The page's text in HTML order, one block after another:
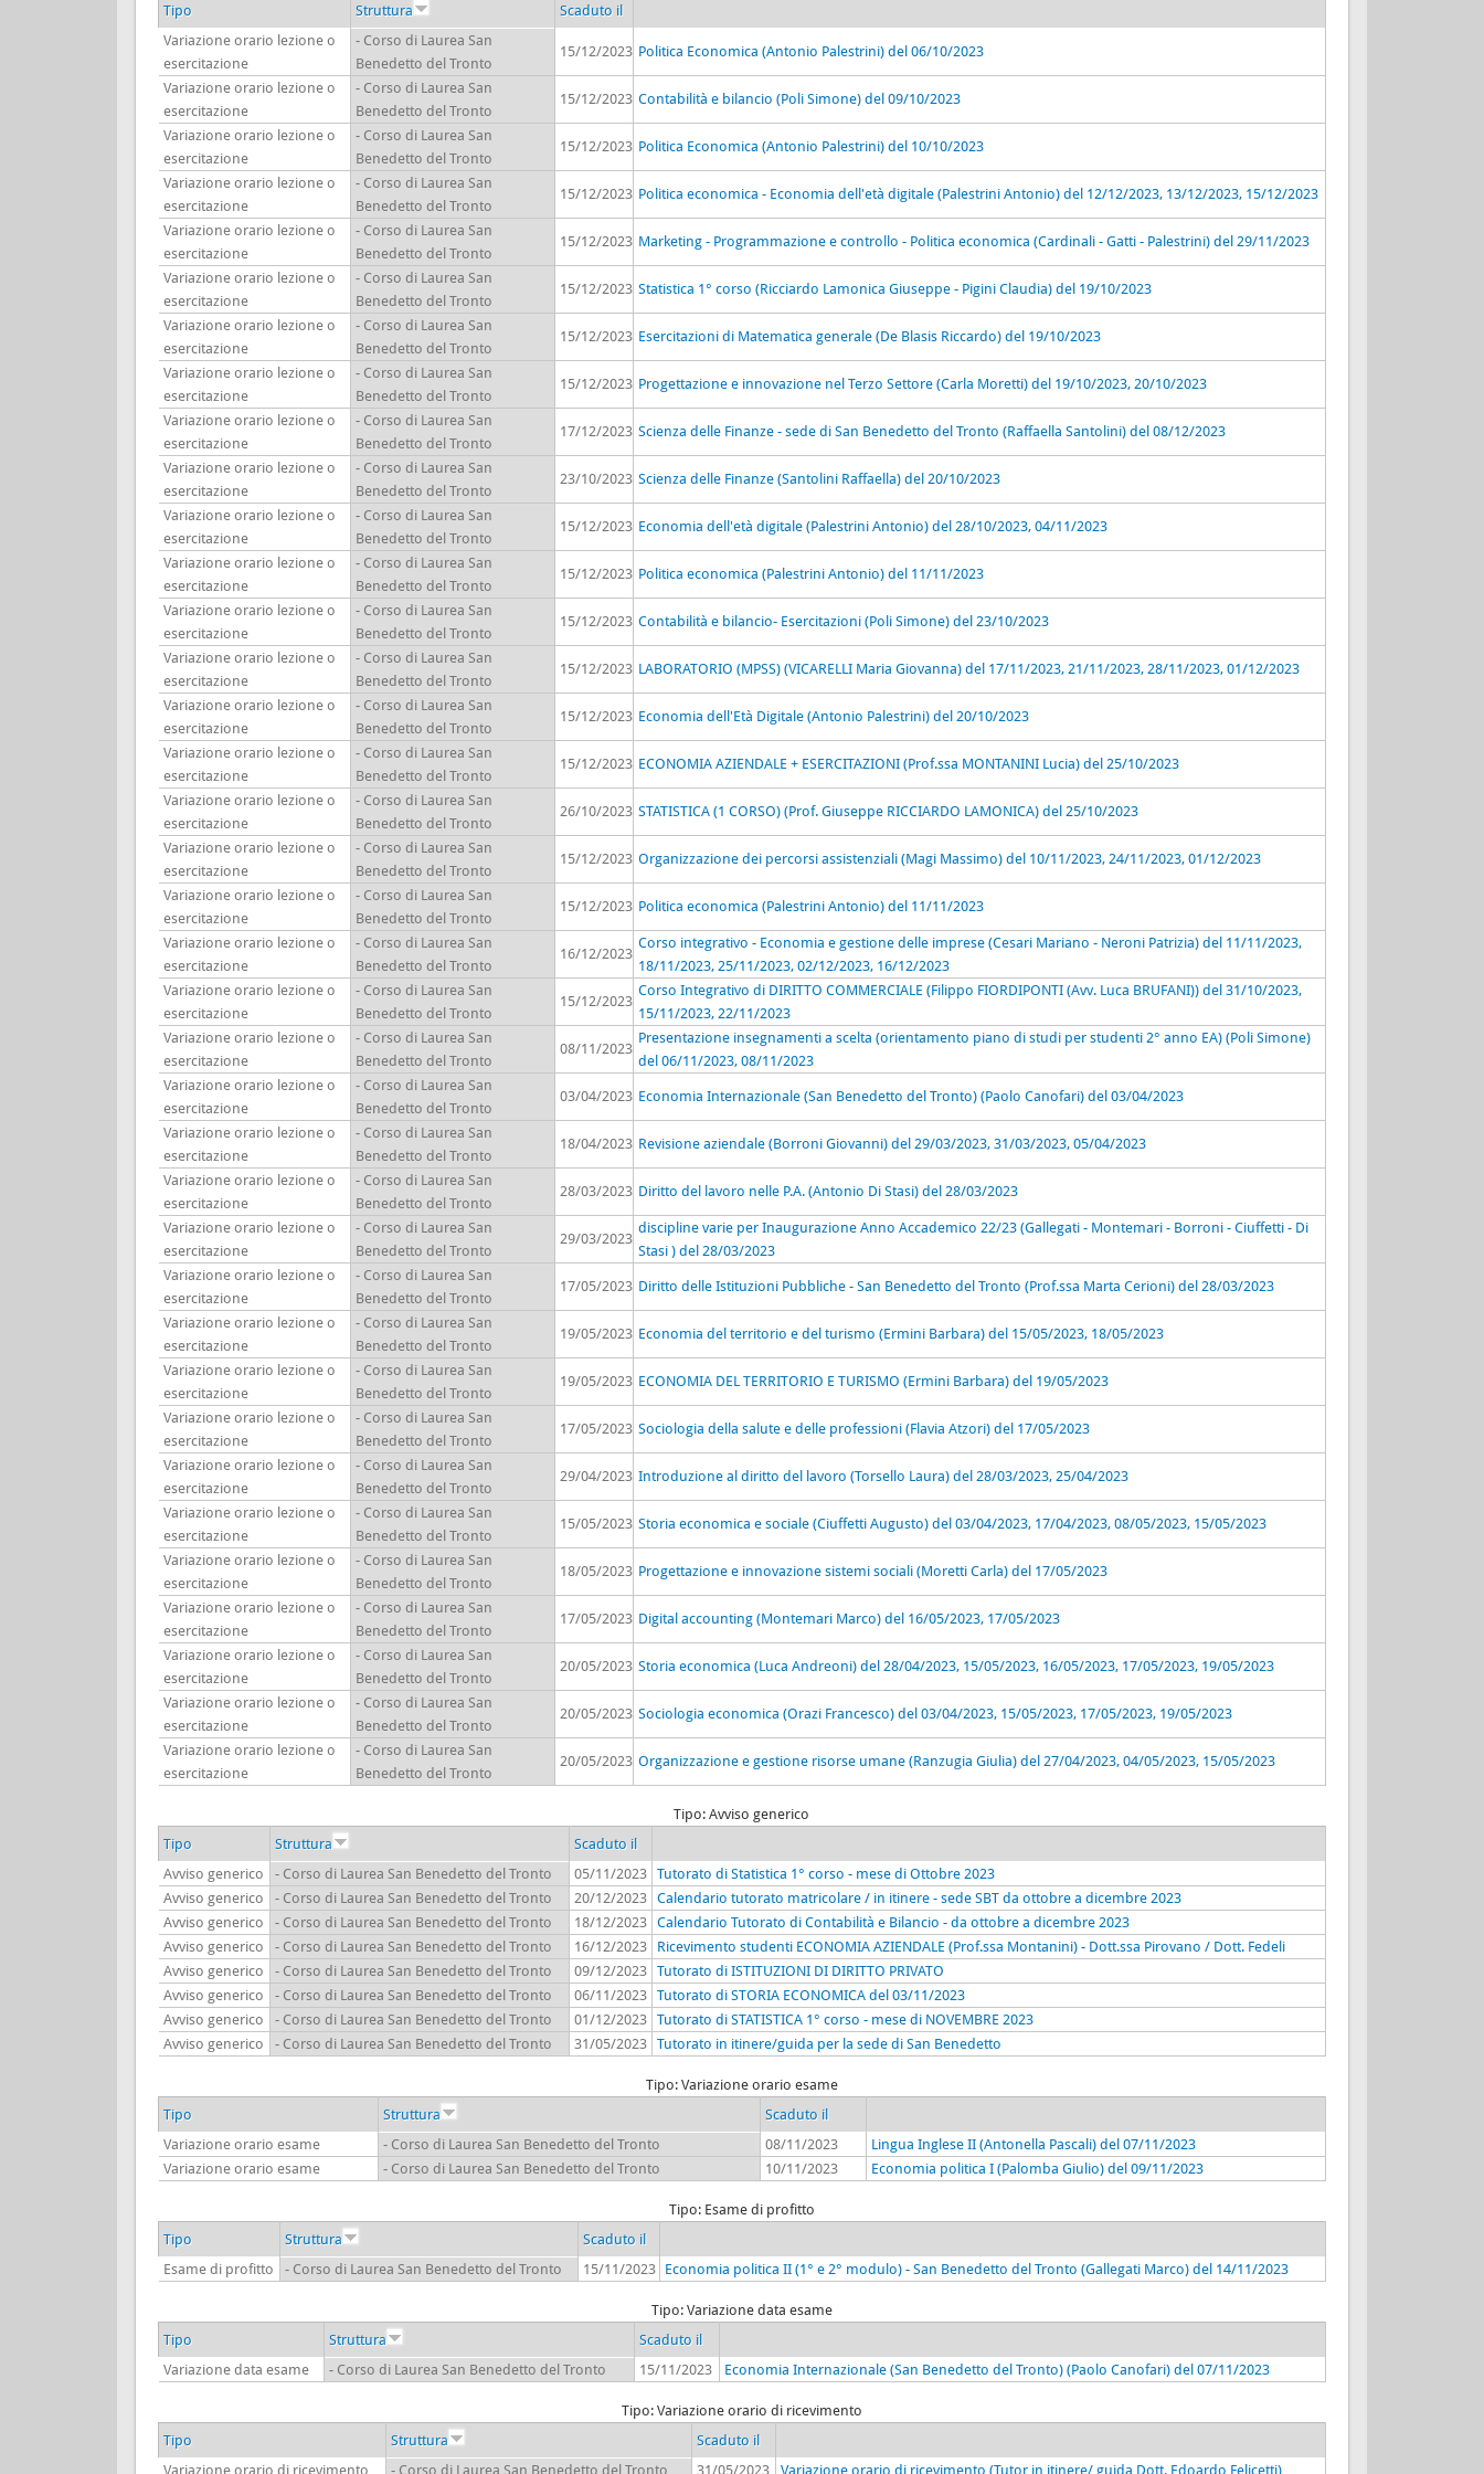
Tipo
Struttura
Scaduto il
Variazione orario lezione o
esercitazione
- Corso di Laurea San
Benedetto del Tronto
15/12/2023 Politica Economica (Antonio Palestrini) del 06/10/2023
Variazione orario lezione o
esercitazione
- Corso di Laurea San
Benedetto del Tronto
15/12/2023 Contabilità e bilancio (Poli Simone) del 09/10/2023
Variazione orario lezione o
esercitazione
- Corso di Laurea San
Benedetto del Tronto
15/12/2023 Politica Economica (Antonio Palestrini) del 10/10/2023
Variazione orario lezione o
esercitazione
- Corso di Laurea San
Benedetto del Tronto
15/12/2023 Politica economica - Economia dell'età digitale (Palestrini Antonio) del 12/12/2023, 13/12/2023, 15/12/2023
Variazione orario lezione o
esercitazione
- Corso di Laurea San
Benedetto del Tronto
15/12/2023 Marketing - Programmazione e controllo - Politica economica (Cardinali - Gatti - Palestrini) del 29/11/2023
Variazione orario lezione o
esercitazione
- Corso di Laurea San
Benedetto del Tronto
15/12/2023 Statistica 1° corso (Ricciardo Lamonica Giuseppe - Pigini Claudia) del 19/10/2023
Variazione orario lezione o
esercitazione
- Corso di Laurea San
Benedetto del Tronto
15/12/2023 Esercitazioni di Matematica generale (De Blasis Riccardo) del 19/10/2023
Variazione orario lezione o
esercitazione
- Corso di Laurea San
Benedetto del Tronto
15/12/2023 Progettazione e innovazione nel Terzo Settore (Carla Moretti) del 19/10/2023, 20/10/2023
Variazione orario lezione o
esercitazione
- Corso di Laurea San
Benedetto del Tronto
17/12/2023 Scienza delle Finanze - sede di San Benedetto del Tronto (Raffaella Santolini) del 08/12/2023
Variazione orario lezione o
esercitazione
- Corso di Laurea San
Benedetto del Tronto
23/10/2023 Scienza delle Finanze (Santolini Raffaella) del 20/10/2023
Variazione orario lezione o
esercitazione
- Corso di Laurea San
Benedetto del Tronto
15/12/2023 Economia dell'età digitale (Palestrini Antonio) del 28/10/2023, 04/11/2023
Variazione orario lezione o
esercitazione
- Corso di Laurea San
Benedetto del Tronto
15/12/2023 Politica economica (Palestrini Antonio) del 11/11/2023
Variazione orario lezione o
esercitazione
- Corso di Laurea San
Benedetto del Tronto
15/12/2023 Contabilità e bilancio- Esercitazioni (Poli Simone) del 23/10/2023
Variazione orario lezione o
esercitazione
- Corso di Laurea San
Benedetto del Tronto
15/12/2023 LABORATORIO (MPSS) (VICARELLI Maria Giovanna) del 17/11/2023, 21/11/2023, 28/11/2023, 01/12/2023
Variazione orario lezione o
esercitazione
- Corso di Laurea San
Benedetto del Tronto
15/12/2023 Economia dell'Età Digitale (Antonio Palestrini) del 20/10/2023
Variazione orario lezione o
esercitazione
- Corso di Laurea San
Benedetto del Tronto
15/12/2023 ECONOMIA AZIENDALE + ESERCITAZIONI (Prof.ssa MONTANINI Lucia) del 25/10/2023
Variazione orario lezione o
esercitazione
- Corso di Laurea San
Benedetto del Tronto
26/10/2023 STATISTICA (1 CORSO) (Prof. Giuseppe RICCIARDO LAMONICA) del 25/10/2023
Variazione orario lezione o
esercitazione
- Corso di Laurea San
Benedetto del Tronto
15/12/2023 Organizzazione dei percorsi assistenziali (Magi Massimo) del 10/11/2023, 24/11/2023, 01/12/2023
Variazione orario lezione o
esercitazione
- Corso di Laurea San
Benedetto del Tronto
15/12/2023 Politica economica (Palestrini Antonio) del 11/11/2023
Variazione orario lezione o
esercitazione
- Corso di Laurea San
Benedetto del Tronto
16/12/2023
Corso integrativo - Economia e gestione delle imprese (Cesari Mariano - Neroni Patrizia) del 11/11/2023,
18/11/2023, 25/11/2023, 02/12/2023, 16/12/2023
Variazione orario lezione o
esercitazione
- Corso di Laurea San
Benedetto del Tronto
15/12/2023
Corso Integrativo di DIRITTO COMMERCIALE (Filippo FIORDIPONTI (Avv. Luca BRUFANI)) del 31/10/2023,
15/11/2023, 22/11/2023
Variazione orario lezione o
esercitazione
- Corso di Laurea San
Benedetto del Tronto
08/11/2023
Presentazione insegnamenti a scelta (orientamento piano di studi per studenti 2° anno EA) (Poli Simone)
del 06/11/2023, 08/11/2023
Variazione orario lezione o
esercitazione
- Corso di Laurea San
Benedetto del Tronto
03/04/2023 Economia Internazionale (San Benedetto del Tronto) (Paolo Canofari) del 03/04/2023
Variazione orario lezione o
esercitazione
- Corso di Laurea San
Benedetto del Tronto
18/04/2023 Revisione aziendale (Borroni Giovanni) del 29/03/2023, 31/03/2023, 05/04/2023
Variazione orario lezione o
esercitazione
- Corso di Laurea San
Benedetto del Tronto
28/03/2023 Diritto del lavoro nelle P.A. (Antonio Di Stasi) del 28/03/2023
Variazione orario lezione o
esercitazione
- Corso di Laurea San
Benedetto del Tronto
29/03/2023
discipline varie per Inaugurazione Anno Accademico 22/23 (Gallegati - Montemari - Borroni - Ciuffetti - Di
Stasi ) del 28/03/2023
Variazione orario lezione o
esercitazione
- Corso di Laurea San
Benedetto del Tronto
17/05/2023 Diritto delle Istituzioni Pubbliche - San Benedetto del Tronto (Prof.ssa Marta Cerioni) del 28/03/2023
Variazione orario lezione o
esercitazione
- Corso di Laurea San
Benedetto del Tronto
19/05/2023 Economia del territorio e del turismo (Ermini Barbara) del 15/05/2023, 18/05/2023
Variazione orario lezione o
esercitazione
- Corso di Laurea San
Benedetto del Tronto
19/05/2023 ECONOMIA DEL TERRITORIO E TURISMO (Ermini Barbara) del 19/05/2023
Variazione orario lezione o
esercitazione
- Corso di Laurea San
Benedetto del Tronto
17/05/2023 Sociologia della salute e delle professioni (Flavia Atzori) del 17/05/2023
Variazione orario lezione o
esercitazione
- Corso di Laurea San
Benedetto del Tronto
29/04/2023 Introduzione al diritto del lavoro (Torsello Laura) del 28/03/2023, 25/04/2023
Variazione orario lezione o
esercitazione
- Corso di Laurea San
Benedetto del Tronto
15/05/2023 Storia economica e sociale (Ciuffetti Augusto) del 03/04/2023, 17/04/2023, 08/05/2023, 15/05/2023
Variazione orario lezione o
esercitazione
- Corso di Laurea San
Benedetto del Tronto
18/05/2023 Progettazione e innovazione sistemi sociali (Moretti Carla) del 17/05/2023
Variazione orario lezione o
esercitazione
- Corso di Laurea San
Benedetto del Tronto
17/05/2023 Digital accounting (Montemari Marco) del 16/05/2023, 17/05/2023
Variazione orario lezione o
esercitazione
- Corso di Laurea San
Benedetto del Tronto
20/05/2023 Storia economica (Luca Andreoni) del 28/04/2023, 15/05/2023, 16/05/2023, 17/05/2023, 19/05/2023
Variazione orario lezione o
esercitazione
- Corso di Laurea San
Benedetto del Tronto
20/05/2023 Sociologia economica (Orazi Francesco) del 03/04/2023, 15/05/2023, 17/05/2023, 19/05/2023
Variazione orario lezione o
esercitazione
- Corso di Laurea San
Benedetto del Tronto
20/05/2023 Organizzazione e gestione risorse umane (Ranzugia Giulia) del 27/04/2023, 04/05/2023, 15/05/2023
Tipo: Avviso generico
Tipo
Struttura
Scaduto il
Avviso generico
- Corso di Laurea San Benedetto del Tronto 05/11/2023
Tutorato di Statistica 1° corso - mese di Ottobre 2023
Avviso generico
- Corso di Laurea San Benedetto del Tronto 20/12/2023
Calendario tutorato matricolare / in itinere - sede SBT da ottobre a dicembre 2023
Avviso generico
- Corso di Laurea San Benedetto del Tronto 18/12/2023
Calendario Tutorato di Contabilità e Bilancio - da ottobre a dicembre 2023
Avviso generico
- Corso di Laurea San Benedetto del Tronto 16/12/2023
Ricevimento studenti ECONOMIA AZIENDALE (Prof.ssa Montanini) - Dott.ssa Pirovano / Dott. Fedeli
Avviso generico
- Corso di Laurea San Benedetto del Tronto 09/12/2023
Tutorato di ISTITUZIONI DI DIRITTO PRIVATO
Avviso generico
- Corso di Laurea San Benedetto del Tronto 06/11/2023
Tutorato di STORIA ECONOMICA del 03/11/2023
Avviso generico
- Corso di Laurea San Benedetto del Tronto 01/12/2023
Tutorato di STATISTICA 1° corso - mese di NOVEMBRE 2023
Avviso generico
- Corso di Laurea San Benedetto del Tronto 31/05/2023 Tutorato in itinere/guida per la sede di San Benedetto
Tipo: Variazione orario esame
Tipo
Struttura
Scaduto il
Variazione orario esame
- Corso di Laurea San Benedetto del Tronto 08/11/2023
Lingua Inglese II (Antonella Pascali) del 07/11/2023
Variazione orario esame
- Corso di Laurea San Benedetto del Tronto 10/11/2023 Economia politica I (Palomba Giulio) del 09/11/2023
Tipo: Esame di profitto
Tipo
Struttura
Scaduto il
Esame di profitto
- Corso di Laurea San Benedetto del Tronto 15/11/2023 Economia politica II (1° e 2° modulo) - San Benedetto del Tronto (Gallegati Marco) del 14/11/2023
Tipo: Variazione data esame
Tipo
Struttura
Scaduto il
Variazione data esame
- Corso di Laurea San Benedetto del Tronto 15/11/2023 Economia Internazionale (San Benedetto del Tronto) (Paolo Canofari) del 07/11/2023
Tipo: Variazione orario di ricevimento
Tipo
Struttura
Scaduto il
Variazione orario di ricevimento
- Corso di Laurea San Benedetto del Tronto 31/05/2023 Variazione orario di ricevimento (Tutor in itinere/ guida Dott. Edoardo Felicetti)